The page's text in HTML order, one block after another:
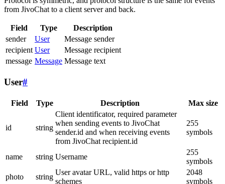
from JivoChat to a client server and back.
Field Type
Description
sender
User
Message sender
recipient User
Message recipient
message Message Message text
User#
Field Type Description Max size
id string
Client identificator, required parameter
when sending events to JivoChat
sender.id and when receiving events
from JivoChat recipient.id
255
symbols
name string Username
255
symbols
photo
string
User avatar URL, valid https or http
schemes
2048
symbols